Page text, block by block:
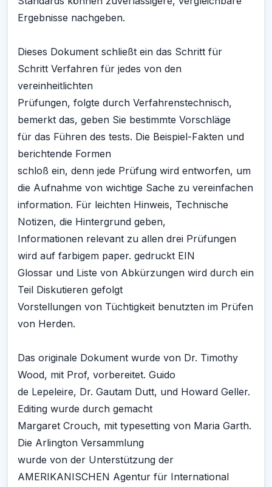
Ergebnisse nachgeben.
Dieses Dokument schließt ein das Schritt für
Schritt Verfahren für jedes von den
vereinheitlichten
Prüfungen, folgte durch Verfahrenstechnisch,
bemerkt das, geben Sie bestimmte Vorschläge
für das Führen des tests. Die Beispiel-Fakten und
berichtende Formen
schloß ein, denn jede Prüfung wird entworfen, um
die Aufnahme von wichtige Sache zu vereinfachen
information. Für leichten Hinweis, Technische
Notizen, die Hintergrund geben,
Informationen relevant zu allen drei Prüfungen
wird auf farbigem paper. gedruckt EIN
Glossar und Liste von Abkürzungen wird durch ein
Teil Diskutieren gefolgt
Vorstellungen von Tüchtigkeit benutzten im Prüfen
von Herden.
Das originale Dokument wurde von Dr. Timothy
Wood, mit Prof, vorbereitet. Guido
de Lepeleire, Dr. Gautam Dutt, und Howard Geller.
Editing wurde durch gemacht
Margaret Crouch, mit typesetting von Maria Garth.
Die Arlington Versammlung
wurde von der Unterstützung der
AMERIKANISCHEN Agentur für International